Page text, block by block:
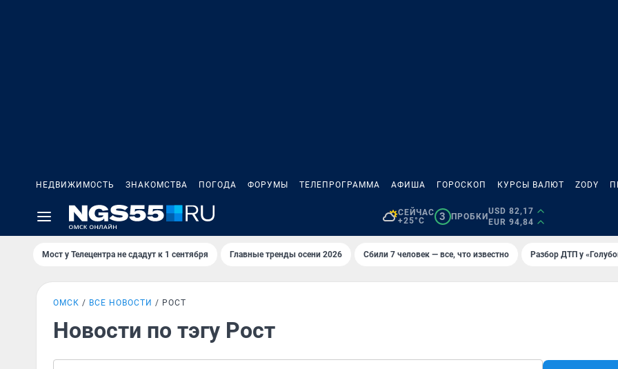
НЕДВИЖИМОСТЬ ЗНАКОМСТВА ПОГОДА ФОРУМЫ ТЕЛЕПРОГРАММА АФИША ГОРОСКОП КУРСЫ ВАЛЮТ ZODY
СЕЙЧАС
+25°C
3 ПРОБКИ
USD 82,17
EUR 94,84
Мост у Телецентра не сдадут к 1 сентября Главные тренды осени 2026 Сбили 7 человек — все, что известно Разбор ДТП у
ОМСК ВСЕ НОВОСТИ РОСТ
Новости по тэгу Рост